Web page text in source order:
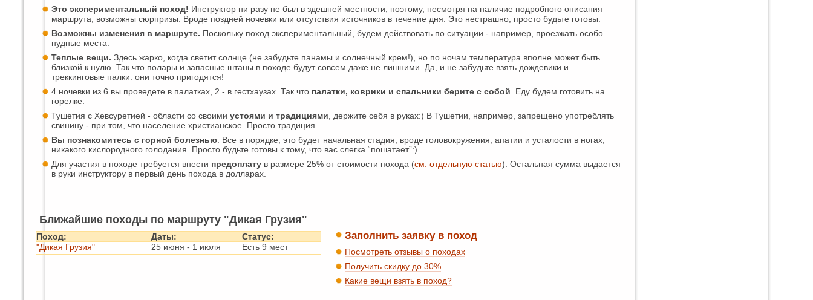
Это экспериментальный поход! Инструктор ни разу не был в здешней местности, поэтому, несмотря на наличие подробного описания
маршрута, возможны сюрпризы. Вроде поздней ночевки или отсутствия источников в течение дня. Это нестрашно, просто будьте готовы.
Возможны изменения в маршруте. Поскольку поход экспериментальный, будем действовать по ситуации - например, проезжать особо
нудные места.
Теплые вещи. Здесь жарко, когда светит солнце (не забудьте панамы и солнечный крем!), но по ночам температура вполне может быть
близкой к нулю. Так что полары и запасные штаны в походе будут совсем даже не лишними. Да, и не забудьте взять дождевики и
треккинговые палки: они точно пригодятся!
4 ночевки из 6 вы проведете в палатках, 2 - в гестхаузах. Так что палатки, коврики и спальники берите с собой . Еду будем готовить на
горелке.
Тушетия с Хевсуретией - области со своими устоями и традициями , держите себя в руках:) В Тушетии, например, запрещено употреблять
свинину - при том, что население христианское. Просто традиция.
Вы познакомитесь с горной болезнью . Все в порядке, это будет начальная стадия, вроде головокружения, апатии и усталости в ногах,
никакого кислородного голодания. Просто будьте готовы к тому, что вас слегка “пошатает”:)
Для участия в походе требуется внести предоплату в размере 25% от стоимости похода (см. отдельную статью). Остальная сумма выдается
в руки инструктору в первый день похода в долларах.
Ближайшие походы по маршруту "Дикая Грузия"
Поход: Даты:
Статус:
"Дикая Грузия"
25 июня - 1 июля Есть 9 мест
Заполнить заявку в поход
Посмотреть отзывы о походах
Получить скидку до 30%
Какие вещи взять в поход?